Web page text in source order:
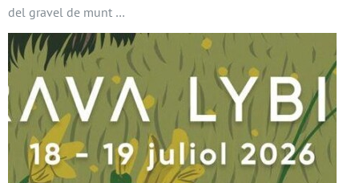
del gravel de munt …